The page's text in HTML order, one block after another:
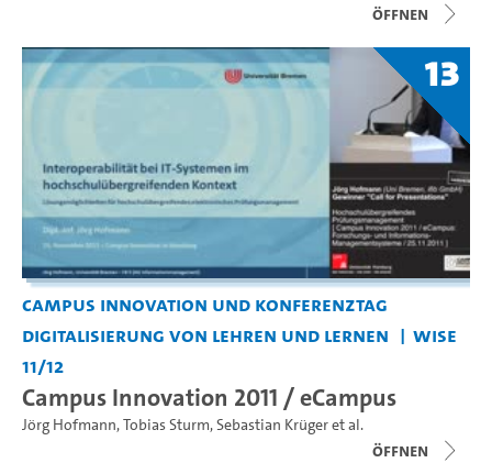
Öffnen
13
Campus Innovation und Konferenztag
Digitalisierung von Lehren und Lernen
WiSe
11/12
Campus Innovation 2011 / eCampus
Jörg Hofmann,Tobias Sturm,Sebastian Krügeret al.
Öffnen